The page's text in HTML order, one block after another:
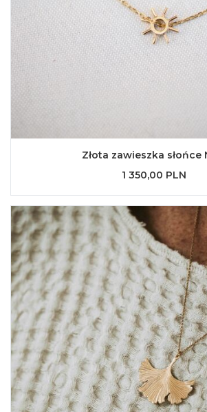
Złota zawieszka słońce
1 350,00 PLN